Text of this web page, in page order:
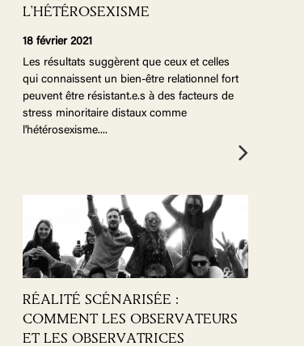
L'HÉTÉROSEXISME
18 février 2021
Les résultats suggèrent que ceux et celles
qui connaissent un bien-être relationnel fort
peuvent être résistant.e.s à des facteurs de
stress minoritaire distaux comme
l'hétérosexisme....
RÉALITÉ SCÉNARISÉE :
COMMENT LES OBSERVATEURS
ET LES OBSERVATRICES